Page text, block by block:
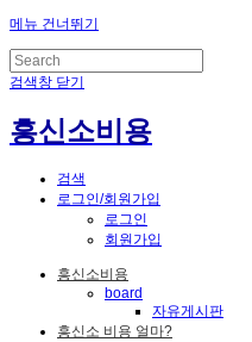
메뉴 건너뛰기
검색창 닫기
흥신소비용
검색
로그인/회원가입
로그인
회원가입
흥신소비용
board
자유게시판
흥신소 비용 얼마?